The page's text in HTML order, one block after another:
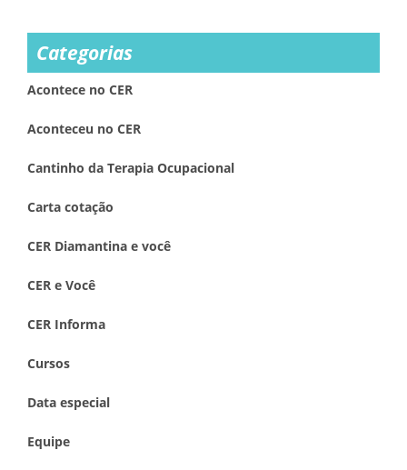
Categorias
Acontece no CER
Aconteceu no CER
Cantinho da Terapia Ocupacional
Carta cotação
CER Diamantina e você
CER e Você
CER Informa
Cursos
Data especial
Equipe